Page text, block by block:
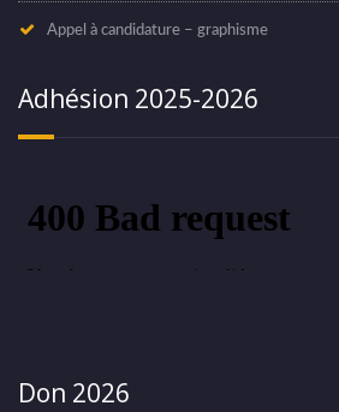
Appel à candidature – graphisme
Adhésion 2025-2026
Don 2026